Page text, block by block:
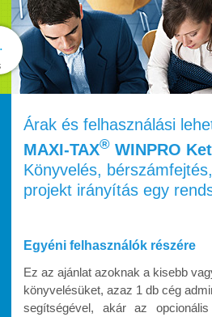
Árak és felhasználási
MAXI‑TAX® WINPRO
Könyvelés,
projekt irányítás egy
Egyéni felhasználók részére
Ez az ajánlat azoknak a kisebb
könyvelésüket, azaz 1 db cég
segítségével, akár az